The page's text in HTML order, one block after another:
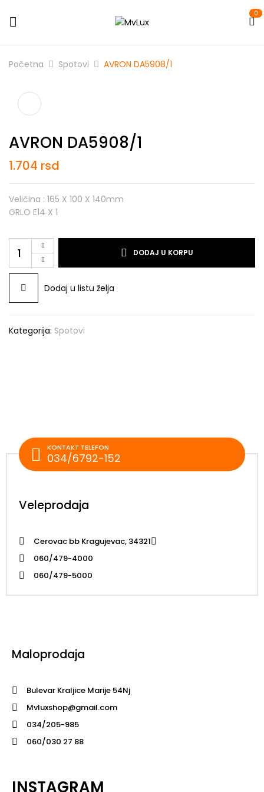
0
Početna Spotovi AVRON DA5908/1
AVRON DA5908/1
1.704 rsd
Veličina : 165 X 100 X 140mm
GRLO E14 X 1
DODAJ U KORPU
Dodaj u listu želja
Kategorija: Spotovi
KONTAKT TELEFON
034/6792-152
Veleprodaja
Cerovac bb Kragujevac, 34321
060/479-4000
060/479-5000
Maloprodaja
Bulevar Kraljice Marije 54Nj
Mvluxshop@gmail.com
034/205-985
060/030 27 88
INSTAGRAM